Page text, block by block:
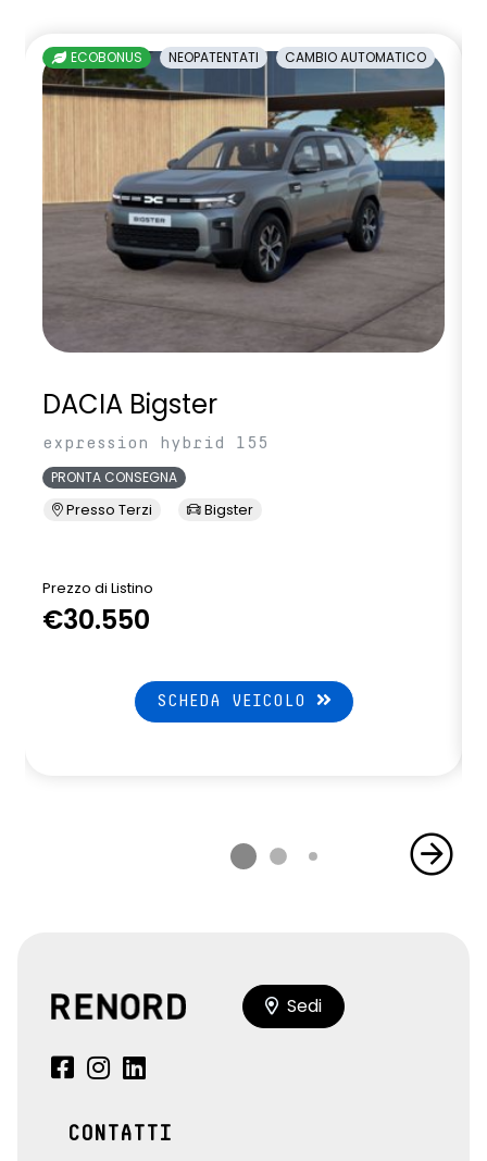
ECOBONUS NEOPATENTATI CAMBIO AUTOMATICO
DACIA Bigster
expression hybrid 155
PRONTA CONSEGNA
Presso Terzi Bigster
Prezzo di Listino
€30.550
SCHEDA VEICOLO
Sedi
CONTATTI